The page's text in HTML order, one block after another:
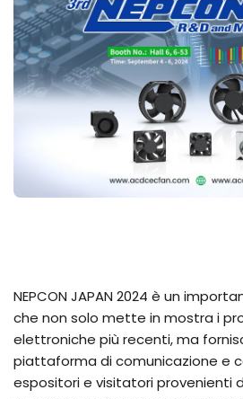
NEPCON JAPAN 2024 è un
che non solo mette in mostra i
elettroniche più recenti, ma
piattaforma di comunicazione e
espositori e visitatori provenienti